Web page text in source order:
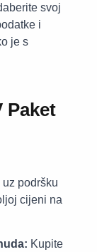
svoj
i
je s
Paket
podršku
cijeni na
Kupite